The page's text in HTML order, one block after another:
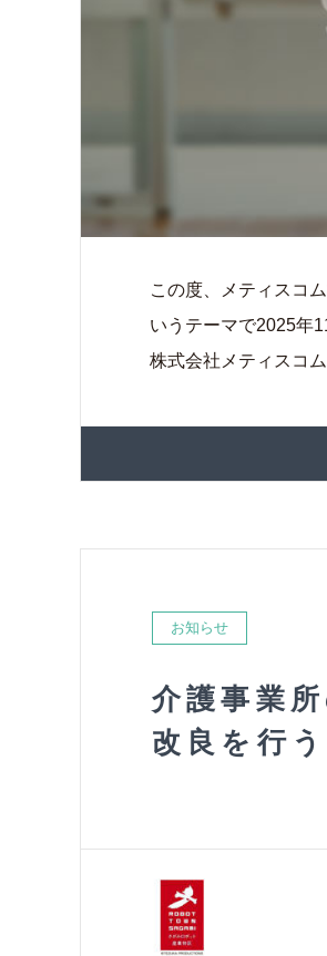
この度、メティスコ
いうテーマで2025年
株式会社メティスコ
お知らせ
介護事業
改良を行